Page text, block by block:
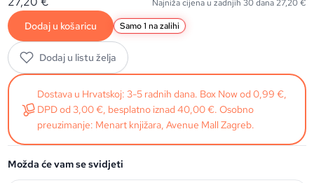
Najniža cijena u zadnjih 30 dana 27,20€
Dodaj u košaricu Samo 1 na zalihi
Dodaj u listu želja
Dostava u Hrvatskoj: 3-5 radnih dana. Box Now od 0,99 €,
DPD od 3,00 €, besplatno iznad 40,00 €. Osobno
preuzimanje: Menart knjižara, Avenue Mall Zagreb.
Možda će vam se svidjeti